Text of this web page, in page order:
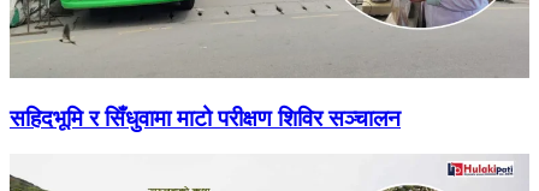
सहिदभूमि र सिँधुवामा माटो परीक्षण शिविर सञ्चालन